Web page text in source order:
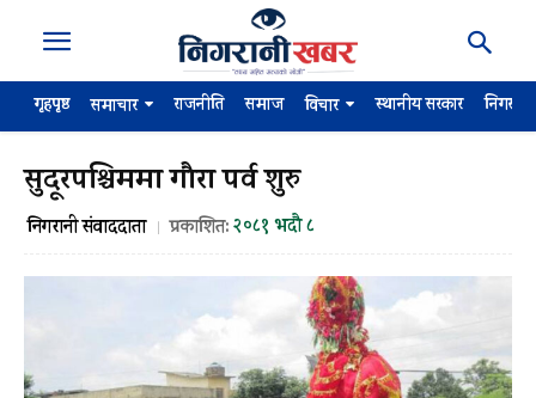
गृहपृष्ठ समाचार राजनीति समाज विचार स्थानीय सरकार
सुदूरपश्चिममा गौरा पर्व शुरु
निगरानी संवाददाता प्रकाशित:२०८१ भदौ ८